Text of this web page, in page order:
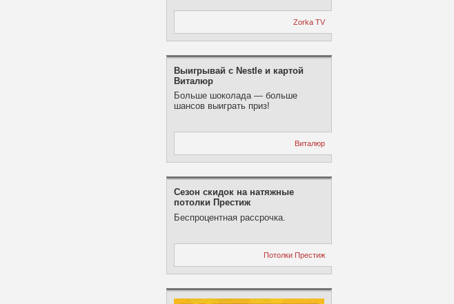
Zorka TV
Выигрывай с Nestle и картой
Виталюр
Больше шоколада — больше
шансов выиграть приз!
Виталюр
Сезон скидок на натяжные
потолки Престиж
Беспроцентная рассрочка.
Потолки Престиж